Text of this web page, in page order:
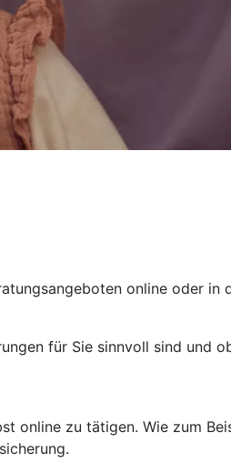
online oder in
für Sie sinnvoll sind und
online zu tätigen. Wie zum